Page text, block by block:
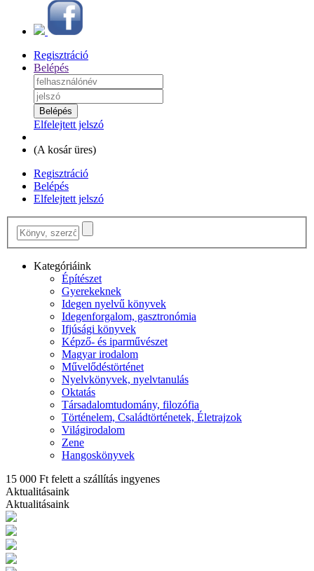
Regisztráció
Belépés
Elfelejtett jelszó
(A kosár üres)
Regisztráció
Belépés
Elfelejtett jelszó
Kategóriáink
Építészet
Gyerekeknek
Idegen nyelvű könyvek
Idegenforgalom, gasztronómia
Ifjúsági könyvek
Képző- és iparművészet
Magyar irodalom
Művelődéstörténet
Nyelvkönyvek, nyelvtanulás
Oktatás
Társadalomtudomány, filozófia
Történelem, Családtörténetek, Életrajzok
Világirodalom
Zene
Hangoskönyvek
15 000 Ft felett a szállítás ingyenes
Aktualitásaink
Aktualitásaink